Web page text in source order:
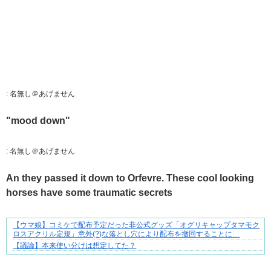
: 名無し＠あげません
"mood down"
: 名無し＠あげません
An they passed it down to Orfevre. These cool looking
horses have some traumatic secrets
好青年の片思いが壊れていくまで
【ウマ娘】コミケで配布予定だった非公式グッズ「オグリキャップタマモク
ロスアクリル定規」意外(?)な落とし穴により配布を撤回することに…
【議論】本来使い分けは想定してた？